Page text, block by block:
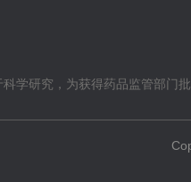
学研究，为获得药品监管部门